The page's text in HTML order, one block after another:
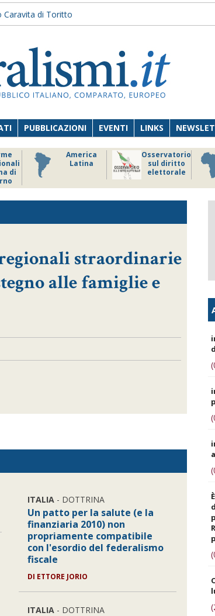
Caravita di Toritto
PUBBLICAZIONI EVENTI LINKS
di
America
Latina
Osservatorio
sul diritto
elettorale
regionali straordinarie
alle famiglie e
ITALIA- DOTTRINA
Un patto per la salute (e la
finanziaria 2010) non
propriamente compatibile
con l'esordio del federalismo
fiscale
DI ETTORE JORIO
ITALIA- DOTTRINA